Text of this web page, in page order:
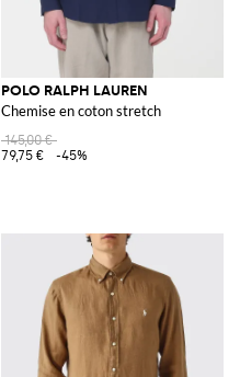
POLO RALPH LAUREN
Chemise en coton stretch
145,00 €
79,75 €
-45%